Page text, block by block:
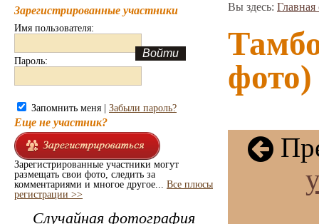
Зарегистрированные участники
Имя пользователя:
Пароль:
Запомнить меня | Забыли пароль?
Еще не участник?
Зарегистрированные участники могут
размещать свои фото, следить за
комментариями и многое другое... Все плюсы
регистрации >>
Случайная фотография
Вы здесь: Главная
фото)